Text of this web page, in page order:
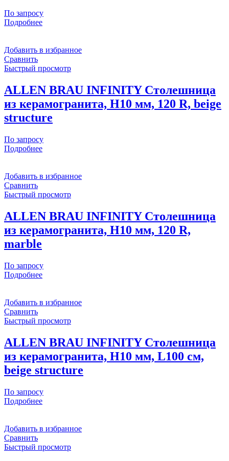
По запросу
Подробнее
Добавить в избранное
Сравнить
Быстрый просмотр
ALLEN BRAU INFINITY Столешница
из керамогранита, H10 мм, 120 R, beige
structure
По запросу
Подробнее
Добавить в избранное
Сравнить
Быстрый просмотр
ALLEN BRAU INFINITY Столешница
из керамогранита, H10 мм, 120 R,
marble
По запросу
Подробнее
Добавить в избранное
Сравнить
Быстрый просмотр
ALLEN BRAU INFINITY Столешница
из керамогранита, H10 мм, L100 см,
beige structure
По запросу
Подробнее
Добавить в избранное
Сравнить
Быстрый просмотр